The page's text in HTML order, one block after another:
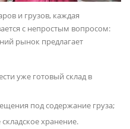
и грузов, каждая
с непростым вопросом:
рынок предлагает
уже готовый склад в
под содержание груза;
хранение.